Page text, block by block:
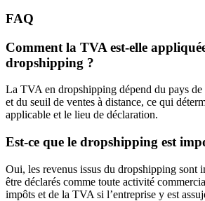
FAQ
Comment la TVA est-elle
dropshipping ?
La TVA en dropshipping dépend du pays
et du seuil de ventes à distance, ce qui
applicable et le lieu de déclaration.
Est-ce que le dropshipping est
Oui, les revenus issus du dropshipping sont
être déclarés comme toute activité
impôts et de la TVA si l’entreprise y est